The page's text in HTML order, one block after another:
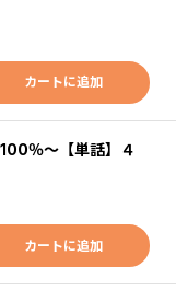
カートに追加
％～【単話】４
カートに追加